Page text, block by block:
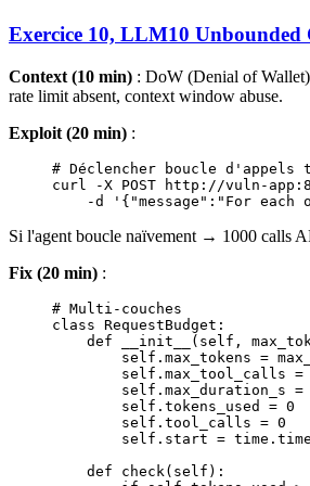
Exercice 10, LLM10 Unbounded
Context (10 min) : DoW (Denial of
rate limit absent, context window abuse.
Exploit (20 min) :
# Déclencher boucle d'appels
curl
-X POST http: //vuln - app:
    -
d '{"message":"For
Si l'agent boucle naïvement → 1000 calls
Fix (20 min) :
# Multi-couches
class RequestBudget :
    def
__init__ (self,
        self
.max_tokens =
        self
.max_tool_calls =
        self
.max_duration_s =
        self
.tokens_used = 0
        self
.tool_calls = 0
        self
.start =
    def
check (self):